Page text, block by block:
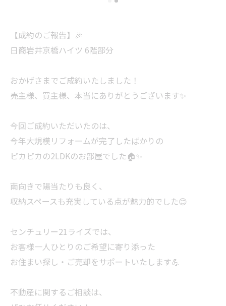
【成約のご報告】🎉
日商岩井京橋ハイツ 6階部分
おかげさまでご成約いたしました！
売主様、買主様、本当にありがとうございます✨
今回ご成約いただいたのは、
今年大規模リフォームが完了したばかりの
ピカピカの2LDKのお部屋でした🏠✨
南向きで陽当たりも良く、
収納スペースも充実している点が魅力的でした😊
センチュリー21ライズでは、
お客様一人ひとりのご希望に寄り添った
お住まい探し・ご売却をサポートいたします💪
不動産に関するご相談は、